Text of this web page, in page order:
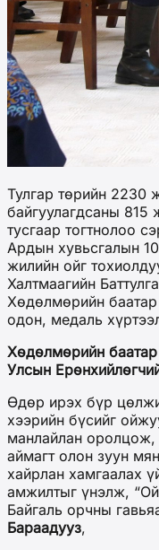
Тулгар төрийн 2230
байгуулагдсаны
тусгаар тогтнолоо
Ардын хувьсгалын
жилийн ойг
Халтмаагийн
Хөдөлмөрийн
одон, медаль
Хөдөлмөрийн
Улсын
Өдөр ирэх бүр
хээрийн бүсийг
манлайлан
аймагт олон зуун
хайрлан хамгаалах
амжилтыг үнэлж,
Байгаль орчны
Бараадууз,